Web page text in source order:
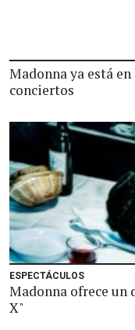
Madonna ya está
conciertos
ESPECTÁCULOS
Madonna ofrece un
X"